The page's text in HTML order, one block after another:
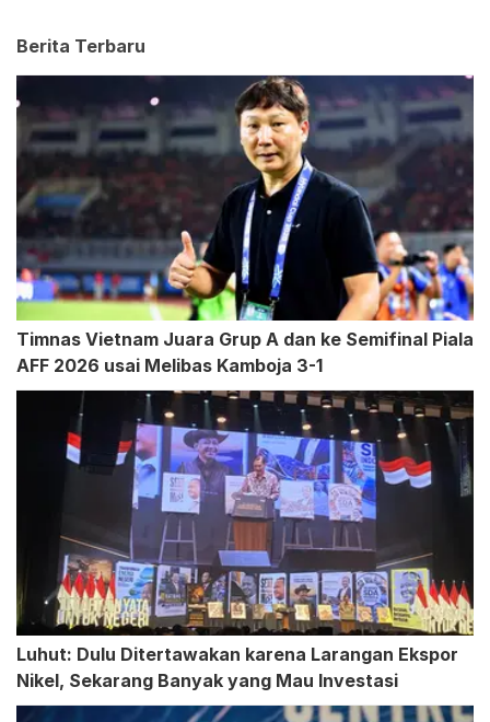
Berita Terbaru
Timnas Vietnam Juara Grup A dan ke Semifinal Piala
AFF 2026 usai Melibas Kamboja 3-1
Luhut: Dulu Ditertawakan karena Larangan Ekspor
Nikel, Sekarang Banyak yang Mau Investasi